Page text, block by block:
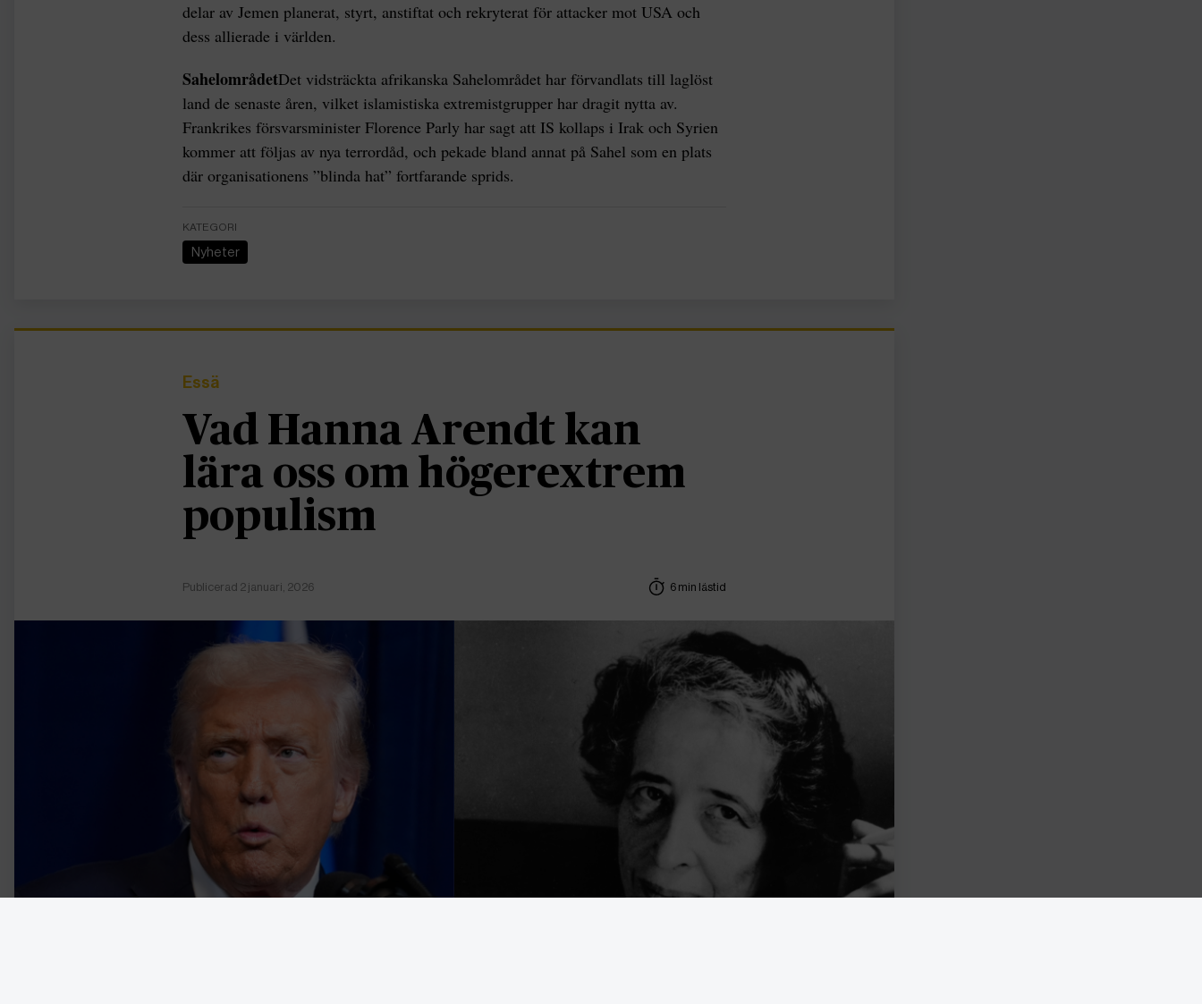
delar av Jemen planerat, styrt, anstiftat och rekryterat för attacker mot USA och
dess allierade i världen.
SahelområdetDet vidsträckta afrikanska Sahelområdet har förvandlats till laglöst
land de senaste åren, vilket islamistiska extremistgrupper har dragit nytta av.
Frankrikes försvarsminister Florence Parly har sagt att IS kollaps i Irak och Syrien
kommer att följas av nya terrordåd, och pekade bland annat på Sahel som en plats
där organisationens ”blinda hat” fortfarande sprids.
KATEGORI
Nyheter
Essä
Vad Hanna Arendt kan
lära oss om högerextrem
populism
Publicerad 2 januari, 2026 6 min lästid